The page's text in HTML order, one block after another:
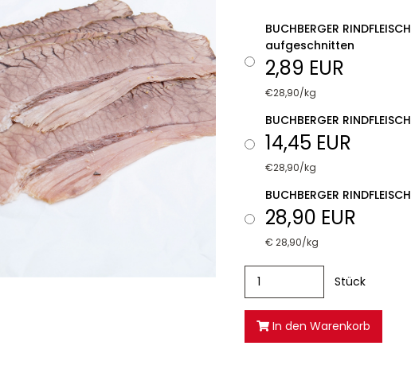
BUCHBERGER
aufgeschnitten
2,89 EUR
€28,90/kg
BUCHBERGER
14,45 EUR
€28,90/kg
BUCHBERGER
28,90 EUR
€ 28,90/kg
Stück
In den Warenkorb